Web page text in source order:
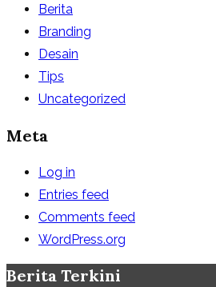
Berita
Branding
Desain
Tips
Uncategorized
Meta
Log in
Entries feed
Comments feed
WordPress.org
Berita Terkini